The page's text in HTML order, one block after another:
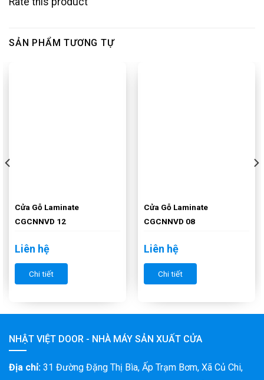
SẢN PHẨM TƯƠNG TỰ
Cửa Gỗ Laminate
CGCNNVD 12
Liên hệ
Chi tiết
Cửa Gỗ Laminate
CGCNNVD 08
Liên hệ
Chi tiết
NHẬT VIỆT DOOR - NHÀ MÁY SẢN XUẤT CỬA
Địa chỉ: 31 Đường Đặng Thị Bìa, Ấp Trạm Bơm, Xã Củ Chi,